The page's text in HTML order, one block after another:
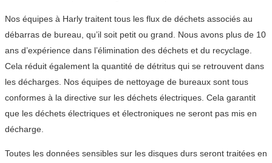
Nos équipes à Harly traitent tous les flux de déchets associés au
débarras de bureau, qu’il soit petit ou grand. Nous avons plus de 10
ans d’expérience dans l’élimination des déchets et du recyclage.
Cela réduit également la quantité de détritus qui se retrouvent dans
les décharges. Nos équipes de nettoyage de bureaux sont tous
conformes à la directive sur les déchets électriques. Cela garantit
que les déchets électriques et électroniques ne seront pas mis en
décharge.
Toutes les données sensibles sur les disques durs seront traitées en